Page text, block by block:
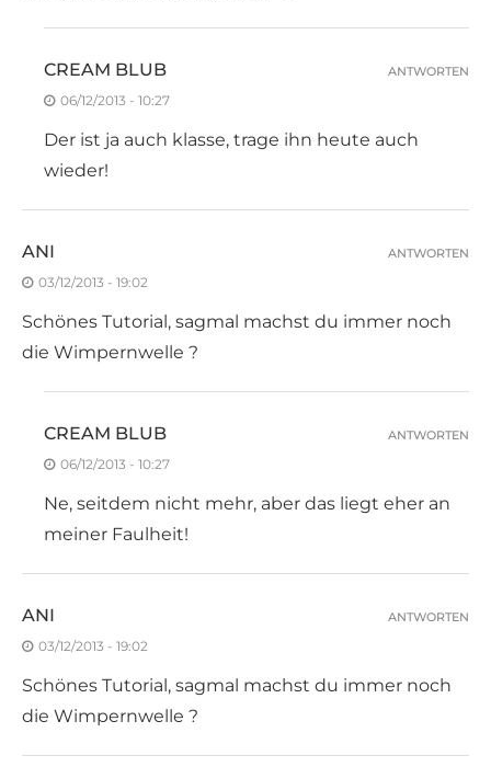
CREAM BLUB
06/12/2013 - 10:27
Der ist ja auch klasse, trage ihn heute auch
wieder!
ANTWORTEN
ANI
03/12/2013 - 19:02
Schönes Tutorial, sagmal machst du immer noch
die Wimpernwelle ?
ANTWORTEN
CREAM BLUB
06/12/2013 - 10:27
Ne, seitdem nicht mehr, aber das liegt eher an
meiner Faulheit!
ANTWORTEN
ANI
03/12/2013 - 19:02
Schönes Tutorial, sagmal machst du immer noch
die Wimpernwelle ?
ANTWORTEN